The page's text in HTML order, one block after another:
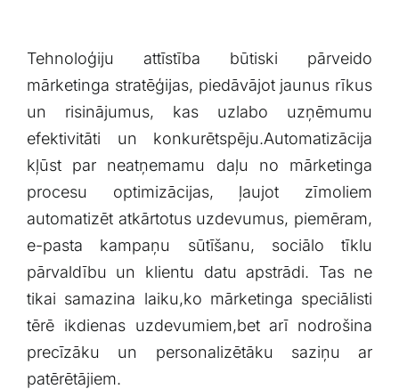
Tehnoloģiju attīstība būtiski ‌pārveido
mārketinga ⁤stratēģijas, piedāvājot jaunus ‍rīkus
un ⁤risinājumus, kas⁤ uzlabo uzņēmumu
‌efektivitāti⁤ un konkurētspēju.Automatizācija
kļūst ​par neatņemamu ‍daļu no mārketinga
procesu optimizācijas, ļaujot zīmoliem
automatizēt atkārtotus uzdevumus, piemēram,
e-pasta‌ kampaņu sūtīšanu, sociālo⁢ tīklu‌
pārvaldību un klientu datu ⁣apstrādi. Tas ‍ne
tikai samazina laiku,ko ‌mārketinga speciālisti⁢
tērē ikdienas uzdevumiem,bet arī⁤ nodrošina
precīzāku un personalizētāku ⁢saziņu⁢ ar
patērētājiem.